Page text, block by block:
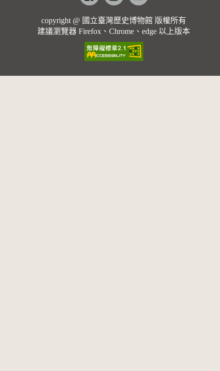
copyright @ 國立臺灣歷史博物館 版權所有
建議瀏覽器 Firefox、Chrome、edge 以上版本